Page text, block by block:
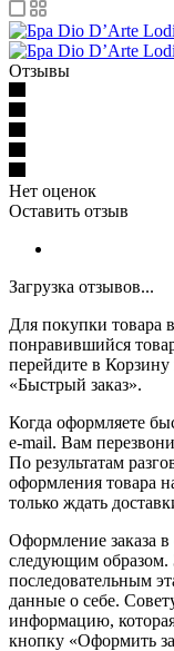
Отзывы
Нет оценок
Оставить отзыв
Загрузка отзывов...
Для покупки товара
понравившийся
перейдите в
«Быстрый заказ».
Когда оформляете
e-mail. Вам
По результатам
оформления товара
только ждать
Оформление заказа
следующим образом.
последовательным
данные о себе.
информацию,
кнопку «Оформить